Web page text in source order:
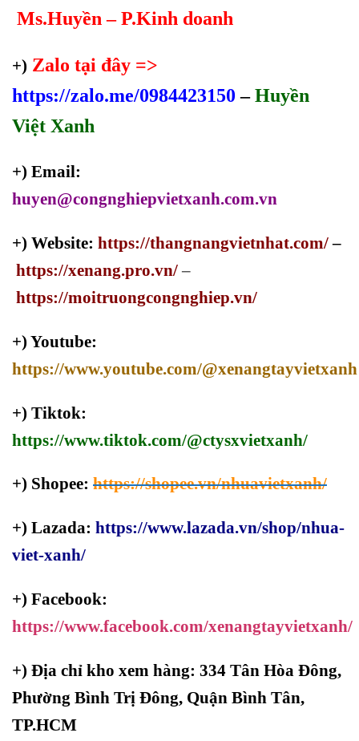
Ms.Huyền – P.Kinh doanh
+) Zalo tại đây =>
https://zalo.me/0984423150 –Huyền
Việt Xanh
+) Email:
huyen@congnghiepvietxanh.com.vn
+) Website: https://thangnangvietnhat.com/–
https://xenang.pro.vn/–
https://moitruongcongnghiep.vn/
+) Youtube:
https://www.youtube.com/@xenangtayvietxanh
+) Tiktok:
https://www.tiktok.com/@ctysxvietxanh/
+) Shopee: https://shopee.vn/nhuavietxanh/
+) Lazada: https://www.lazada.vn/shop/nhua-
viet-xanh/
+) Facebook:
https://www.facebook.com/xenangtayvietxanh/
+) Địa chỉ kho xem hàng: 334 Tân Hòa Đông,
Phường Bình Trị Đông, Quận Bình Tân,
TP.HCM